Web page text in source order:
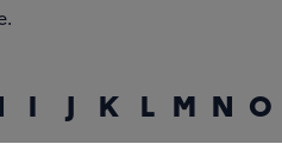
I J K L M N O